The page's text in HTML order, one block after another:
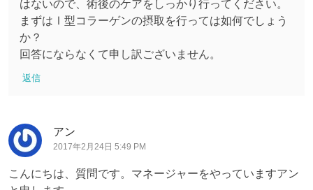
はないので、術後のケアをしっかり行ってください。
まずはⅠ型コラーゲンの摂取を行っては如何でしょう
か？
回答にならなくて申し訳ございません。
返信
アン
2017年2月24日 5:49 PM
こんにちは、質問です。マネージャーをやっていますアン